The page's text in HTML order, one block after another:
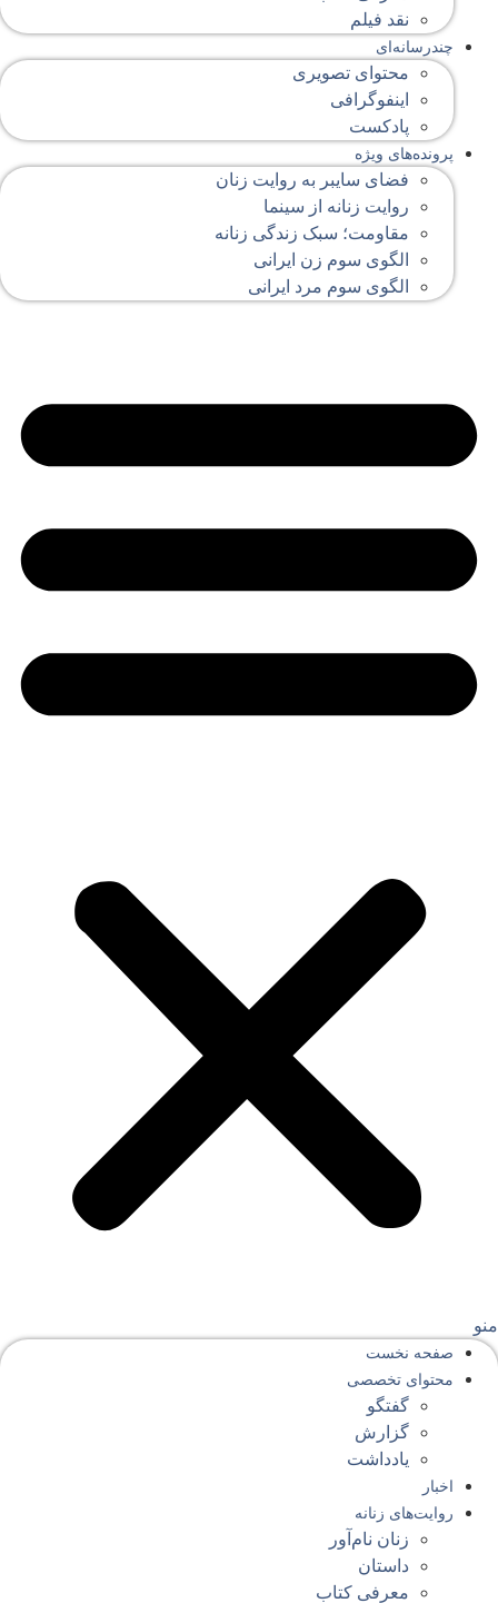
نقد فیلم
چندرسانه‌ای
محتوای تصویری
اینفوگرافی
پادکست
پرونده‌های ویژه
فضای سایبر به روایت زنان
روایت زنانه از سینما
مقاومت؛ سبک زندگی زنانه
الگوی سوم زن ایرانی
الگوی سوم مرد ایرانی
صفحه‌ نخست
محتوای‌ تخصصی
گفتگو
گزارش
یادداشت
اخبار
روایت‌های زنانه
زنان نام‌آور
داستان
معرفی کتاب